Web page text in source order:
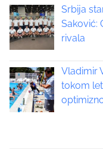
v
i
a
t
Srbija
Saković:
rivala
Vladimir
tokom